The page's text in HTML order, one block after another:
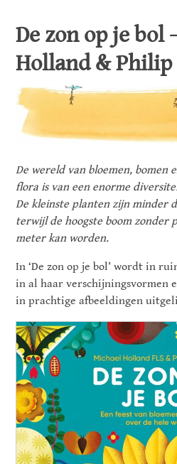
De zon op je bol
Holland & Philip
De wereld van bloemen, bomen
flora is van een enorme
De kleinste planten zijn minder
terwijl de hoogste boom zonder
meter kan worden.
In ‘De zon op je bol’ wordt in
in al haar verschijningsvormen
in prachtige afbeeldingen